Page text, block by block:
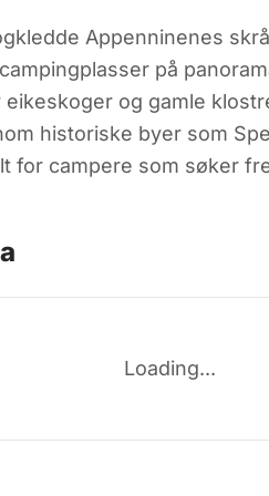
Appenninenes
på
og gamle
historiske byer som
for campere som søker
Loading...